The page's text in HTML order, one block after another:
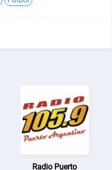
Radio Puerto